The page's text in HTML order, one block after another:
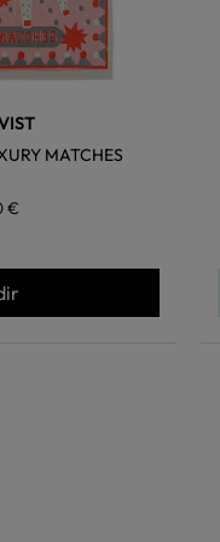
MATCHES
€